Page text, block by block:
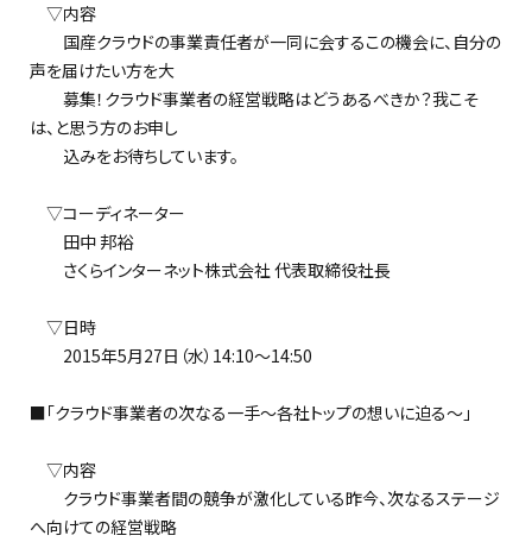
▽内容
国産クラウドの事業責任者が一同に会するこの機会に、自分の
声を届けたい方を大
募集！クラウド事業者の経営戦略はどうあるべきか？我こそ
は、と思う方のお申し
込みをお待ちしています。
▽コーディネーター
田中 邦裕
さくらインターネット株式会社 代表取締役社長
▽日時
2015年5月27日（水）14:10～14:50
■「クラウド事業者の次なる一手～各社トップの想いに迫る～」
▽内容
クラウド事業者間の競争が激化している昨今、次なるステージ
へ向けての経営戦略